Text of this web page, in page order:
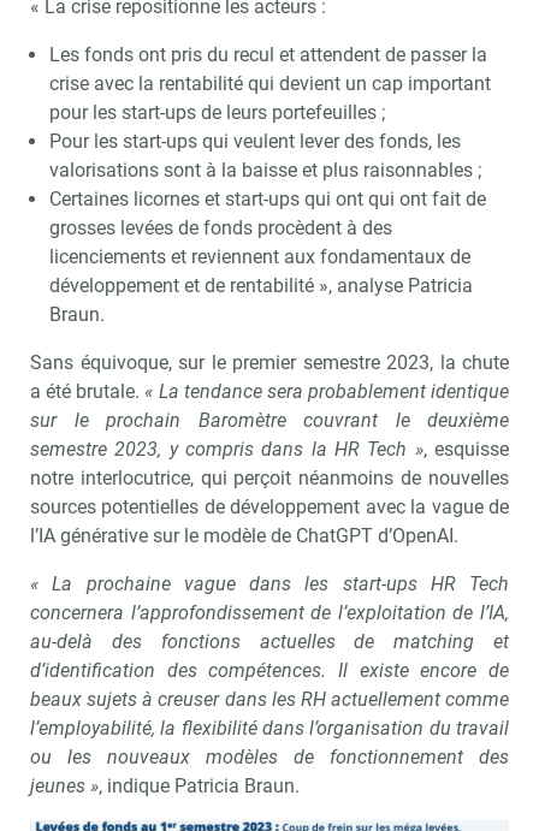
« La crise repositionne les acteurs :
Les fonds ont pris du recul et attendent de passer la
crise avec la rentabilité qui devient un cap important
pour les start-ups de leurs portefeuilles ;
Pour les start-ups qui veulent lever des fonds, les
valorisations sont à la baisse et plus raisonnables ;
Certaines licornes et start-ups qui ont qui ont fait de
grosses levées de fonds procèdent à des
licenciements et reviennent aux fondamentaux de
développement et de rentabilité », analyse Patricia
Braun.
Sans équivoque, sur le premier semestre 2023, la chute
a été brutale. « La tendance sera probablement identique
sur le prochain Baromètre couvrant le deuxième
semestre 2023, y compris dans la HR Tech », esquisse
notre interlocutrice, qui perçoit néanmoins de nouvelles
sources potentielles de développement avec la vague de
l’IA générative sur le modèle de ChatGPT d’OpenAI.
« La prochaine vague dans les start-ups HR Tech
concernera l’approfondissement de l’exploitation de l’IA,
au-delà des fonctions actuelles de matching et
d’identification des compétences. Il existe encore de
beaux sujets à creuser dans les RH actuellement comme
l’employabilité, la flexibilité dans l’organisation du travail
ou les nouveaux modèles de fonctionnement des
jeunes », indique Patricia Braun.
Recevoir RH MatinAbonnez-
Valider
Non merci, je reçois déjà
Je déciderai plus